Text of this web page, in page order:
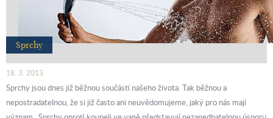
Sprchy
18. 3. 2013
Sprchy jsou dnes již běžnou součástí našeho života. Tak běžnou a
nepostradatelnou, že si již často ani neuvědomujeme, jaký pro nás mají